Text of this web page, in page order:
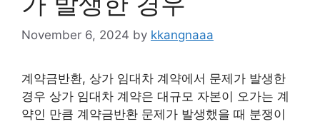
November 6, 2024 by kkangnaaa
계약금반환, 상가 임대차 계약에서 문제가 발생한
경우 상가 임대차 계약은 대규모 자본이 오가는 계
약인 만큼 계약금반환 문제가 발생했을 때 분쟁이